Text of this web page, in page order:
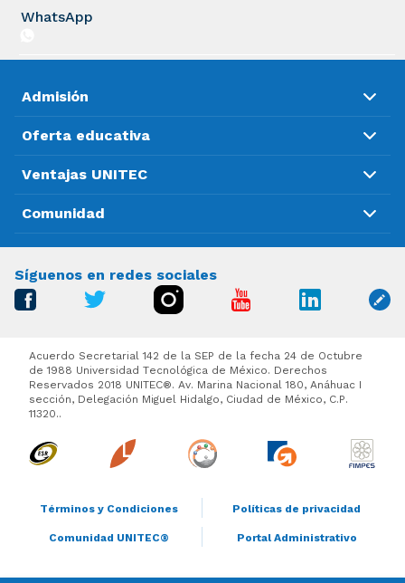
WhatsApp
Admisión
Oferta educativa
Ventajas UNITEC
Comunidad
Síguenos en redes sociales
Términos y Condiciones Políticas de privacidad
Comunidad UNITEC® Portal Administrativo
Acuerdo Secretarial 142 de la SEP de la fecha 24 de Octubre
de 1988 Universidad Tecnológica de México. Derechos
Reservados 2018 UNITEC®. Av. Marina Nacional 180, Anáhuac I
sección, Delegación Miguel Hidalgo, Ciudad de México, C.P.
11320..